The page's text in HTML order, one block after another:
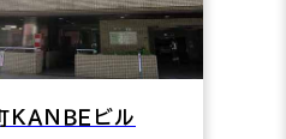
ＡＮＢＥビル